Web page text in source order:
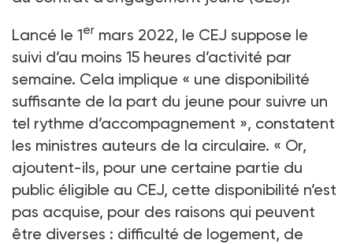
Lancé le 1er mars 2022, le CEJ suppose le
suivi d’au moins 15 heures d’activité par
semaine. Cela implique « une disponibilité
suffisante de la part du jeune pour suivre un
tel rythme d’accompagnement », constatent
les ministres auteurs de la circulaire. « Or,
ajoutent-ils, pour une certaine partie du
public éligible au CEJ, cette disponibilité n’est
pas acquise, pour des raisons qui peuvent
être diverses : difficulté de logement, de